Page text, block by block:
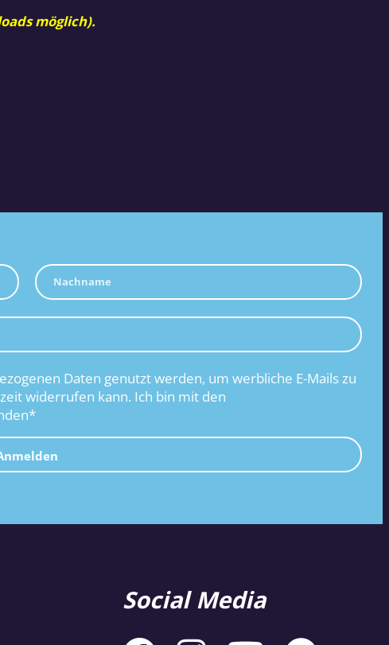
möglich).
Daten genutzt werden, um werbliche E-Mails zu
widerrufen kann. Ich bin mit den
Social Media